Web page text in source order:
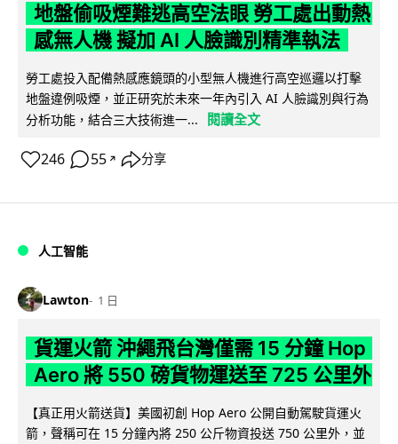
地盤偷吸煙難逃高空法眼 勞工處出動熱
感無人機 擬加 AI 人臉識別精準執法
勞工處投入配備熱感應鏡頭的小型無人機進行高空巡邏以打擊
地盤違例吸煙，並正研究於未來一年內引入 AI 人臉識別與行為
分析功能，結合三大技術進一...
閱讀全文
246 55 ↗ 分享
人工智能
Lawton 1 日
貨運火箭 沖繩飛台灣僅需 15 分鐘 Hop
Aero 將 550 磅貨物運送至 725 公里外
【真正用火箭送貨】美國初創 Hop Aero 公開自動駕駛貨運火
箭，聲稱可在 15 分鐘內將 250 公斤物資投送 750 公里外，並